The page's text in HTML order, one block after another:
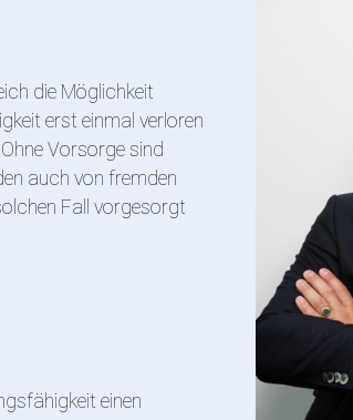
die Möglichkeit
erst einmal verloren
Vorsorge sind
auch von fremden
Fall vorgesorgt
einen